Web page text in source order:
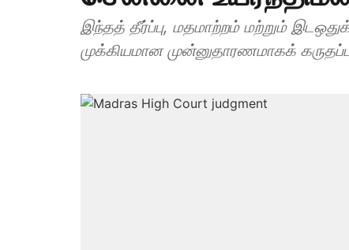
இந்தத் தீர்ப்பு, மதமாற்றம் மற்றும்
முக்கியமான முன்னுதாரணமாகக்